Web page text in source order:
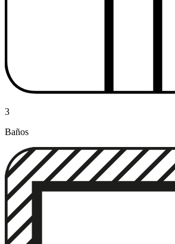
3
Baños